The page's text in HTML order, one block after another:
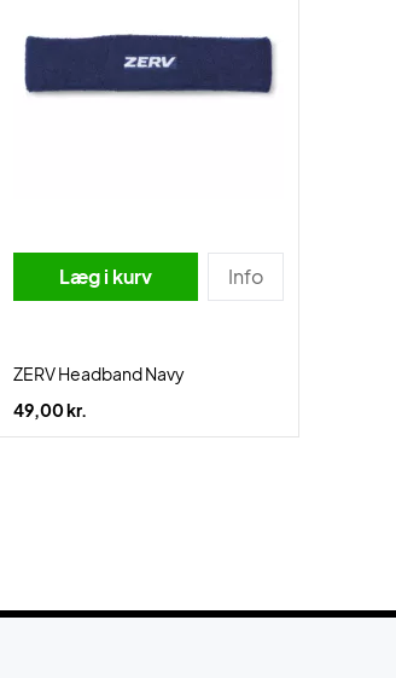
Læg i kurv Info
ZERV Headband Navy
49,00 kr.